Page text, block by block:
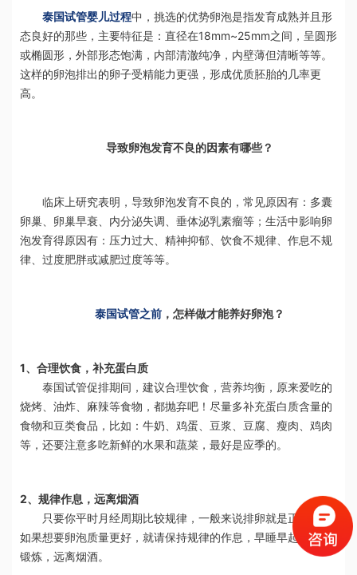
泰国试管婴儿过程中，挑选的优势卵泡是指发育成熟并且形
态良好的那些，主要特征是：直径在18mm~25mm之间，呈圆形
或椭圆形，外部形态饱满，内部清澈纯净，内壁薄但清晰等等。
这样的卵泡排出的卵子受精能力更强，形成优质胚胎的几率更
高。
导致卵泡发育不良的因素有哪些？
临床上研究表明，导致卵泡发育不良的，常见原因有：多囊
卵巢、卵巢早衰、内分泌失调、垂体泌乳素瘤等；生活中影响卵
泡发育得原因有：压力过大、精神抑郁、饮食不规律、作息不规
律、过度肥胖或减肥过度等等。
泰国试管之前 ，怎样做才能养好卵泡？
1、合理饮食，补充蛋白质
泰国试管促排期间，建议合理饮食，营养均衡，原来爱吃的
烧烤、油炸、麻辣等食物，都抛弃吧！尽量多补充蛋白质含量的
食物和豆类食品，比如：牛奶、鸡蛋、豆浆、豆腐、瘦肉、鸡肉
等，还要注意多吃新鲜的水果和蔬菜，最好是应季的。
2、规律作息，远离烟酒
只要你平时月经周期比较规律，一般来说排卵就是正常的，
如果想要卵泡质量更好，就请保持规律的作息，早睡早起，适当
锻炼，远离烟酒。